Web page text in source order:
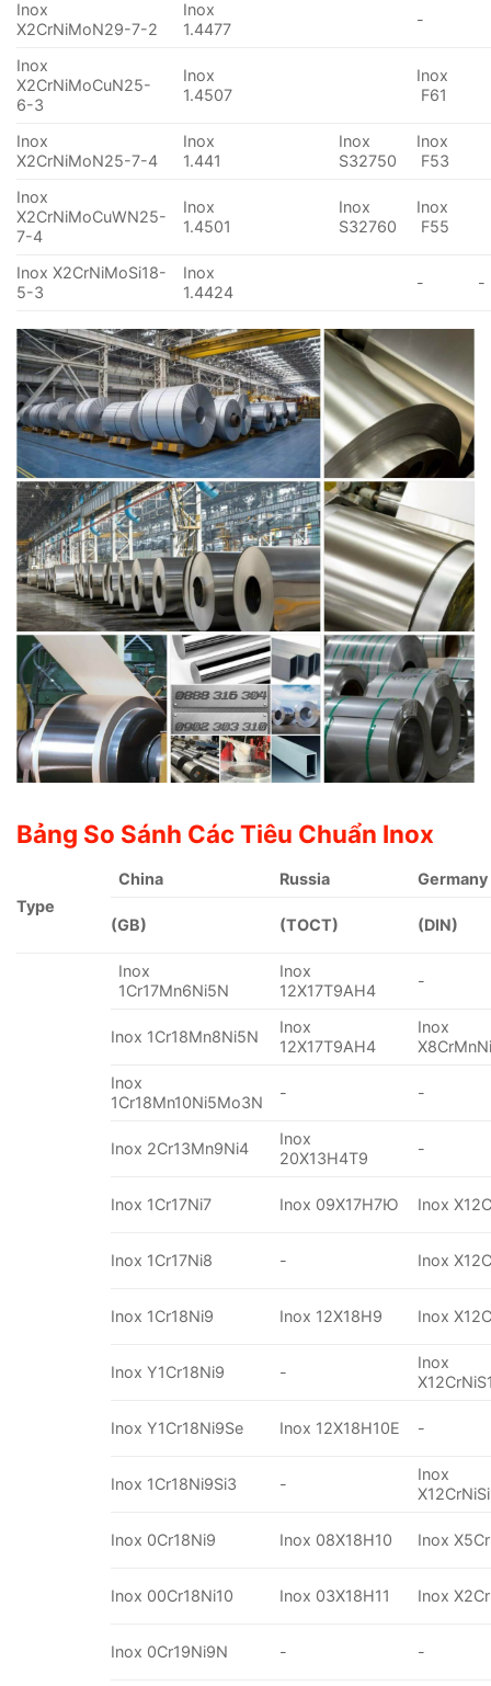
Inox
X2CrNiMoN29-7-2
Inox
1.4477
-
Inox
X2CrNiMoCuN25-
6-3
Inox
1.4507
Inox
F61
Inox
X2CrNiMoN25-7-4
Inox
1.441
Inox
S32750
Inox
F53
Inox
X2CrNiMoCuWN25-
7-4
Inox
1.4501
Inox
S32760
Inox
F55
Inox X2CrNiMoSi18-
5-3
Inox
1.4424
- -
Bảng So Sánh Các Tiêu Chuẩn Inox
Type
China Russia Germany
(GB) (TOCT) (DIN)
Inox
1Cr17Mn6Ni5N
Inox
12X17T9AH4
-
Inox 1Cr18Mn8Ni5N
Inox
12X17T9AH4
Inox
Inox
1Cr18Mn10Ni5Mo3N
- -
Inox 2Cr13Mn9Ni4
Inox
20X13H4T9
-
Inox 1Cr17Ni7 Inox 09X17H7Ю Inox
Inox 1Cr17Ni8 - Inox
Inox 1Cr18Ni9 Inox 12X18H9 Inox
Inox Y1Cr18Ni9 -
Inox
Inox Y1Cr18Ni9Se Inox 12X18H10E -
Inox 1Cr18Ni9Si3 -
Inox
Inox 0Cr18Ni9 Inox 08X18H10 Inox
Inox 00Cr18Ni10 Inox 03X18H11 Inox
Inox 0Cr19Ni9N - -